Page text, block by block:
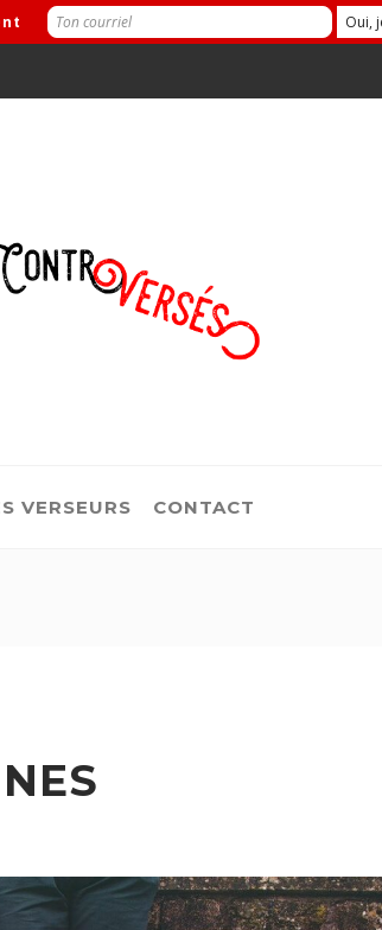
VERSEURS CONTACT